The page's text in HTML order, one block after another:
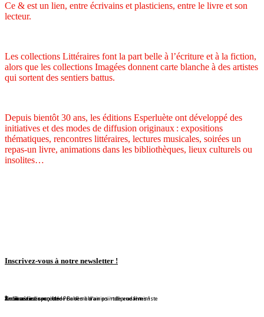
Ce & est un lien, entre écrivains et plasticiens, entre le livre et son
lecteur.
Les collections Littéraires font la part belle à l’écriture et à la fiction,
alors que les collections Imagées donnent carte blanche à des artistes
qui sortent des sentiers battus.
Depuis bientôt 30 ans, les éditions Esperluète ont développé des
initiatives et des modes de diffusion originaux : expositions
thématiques, rencontres littéraires, lectures musicales, soirées un
repas-un livre, animations dans les bibliothèques, lieux culturels ou
insolites…
Inscrivez-vous à notre newsletter !
En librairie !
En librairie !
En librairie !
En librairie !
En librairie !
Violaine Lison reçoit le Prix des librairies indépendantes !
En librairie !
À nouveau disponible !
À nouveau disponible !
Redécouvrez ce conte de Bohême d'un point de vue féministe